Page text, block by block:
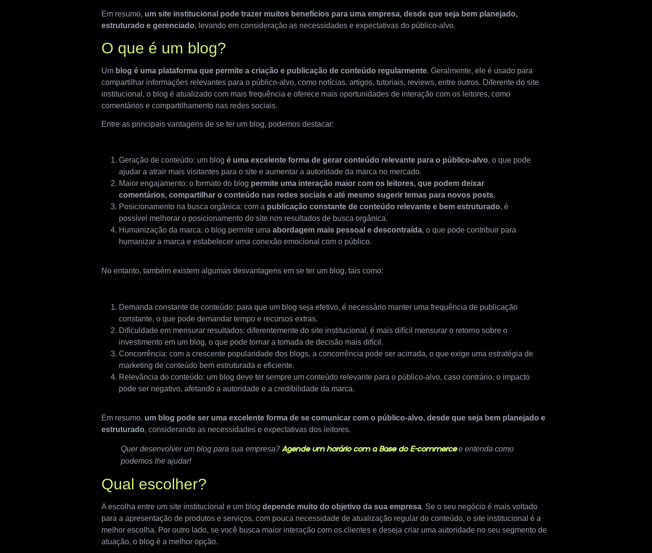
Em resumo, um site institucional pode trazer muitos benefícios para uma empresa, desde que seja bem planejado,
estruturado e gerenciado, levando em consideração as necessidades e expectativas do público-alvo.
O que é um blog?
Um blog é uma plataforma que permite a criação e publicação de conteúdo regularmente. Geralmente, ele é usado para
compartilhar informações relevantes para o público-alvo, como notícias, artigos, tutoriais, reviews, entre outros. Diferente do site
institucional, o blog é atualizado com mais frequência e oferece mais oportunidades de interação com os leitores, como
comentários e compartilhamento nas redes sociais.
Entre as principais vantagens de se ter um blog, podemos destacar:
Geração de conteúdo: um blog é uma excelente forma de gerar conteúdo relevante para o público-alvo, o que pode
ajudar a atrair mais visitantes para o site e aumentar a autoridade da marca no mercado.
Maior engajamento: o formato do blog permite uma interação maior com os leitores, que podem deixar
comentários, compartilhar o conteúdo nas redes sociais e até mesmo sugerir temas para novos posts.
Posicionamento na busca orgânica: com a publicação constante de conteúdo relevante e bem estruturado, é
possível melhorar o posicionamento do site nos resultados de busca orgânica.
Humanização da marca: o blog permite uma abordagem mais pessoal e descontraída, o que pode contribuir para
humanizar a marca e estabelecer uma conexão emocional com o público.
No entanto, também existem algumas desvantagens em se ter um blog, tais como:
Demanda constante de conteúdo: para que um blog seja efetivo, é necessário manter uma frequência de publicação
constante, o que pode demandar tempo e recursos extras.
Dificuldade em mensurar resultados: diferentemente do site institucional, é mais difícil mensurar o retorno sobre o
investimento em um blog, o que pode tornar a tomada de decisão mais difícil.
Concorrência: com a crescente popularidade dos blogs, a concorrência pode ser acirrada, o que exige uma estratégia de
marketing de conteúdo bem estruturada e eficiente.
Relevância do conteúdo: um blog deve ter sempre um conteúdo relevante para o público-alvo, caso contrário, o impacto
pode ser negativo, afetando a autoridade e a credibilidade da marca.
Em resumo, um blog pode ser uma excelente forma de se comunicar com o público-alvo, desde que seja bem planejado e
estruturado, considerando as necessidades e expectativas dos leitores.
Quer desenvolver um blog para sua empresa? Agende um horário com a Base do E-commercee entenda como
podemos lhe ajudar!
Qual escolher?
A escolha entre um site institucional e um blog depende muito do objetivo da sua empresa. Se o seu negócio é mais voltado
para a apresentação de produtos e serviços, com pouca necessidade de atualização regular do conteúdo, o site institucional é a
melhor escolha. Por outro lado, se você busca maior interação com os clientes e deseja criar uma autoridade no seu segmento de
atuação, o blog é a melhor opção.